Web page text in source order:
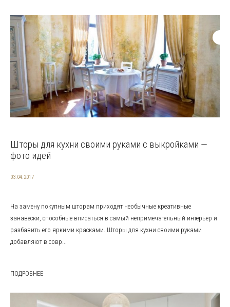
Шторы для кухни своими руками с выкройками —
фото идей
03.04.2017
На замену покупным шторам приходят необычные креативные
занавески, способные вписаться в самый непримечательный интерьер и
разбавить его яркими красками. Шторы для кухни своими руками
добавляют в совр...
ПОДРОБНЕЕ